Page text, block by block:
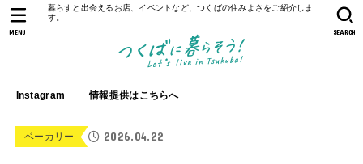
暮らすと出会えるお店、イベントなど、つくばの住みよさをご紹介しま
す。
Instagram 情報提供はこちらへ
SEARCH
MENU
ベーカリー 2026.04.22